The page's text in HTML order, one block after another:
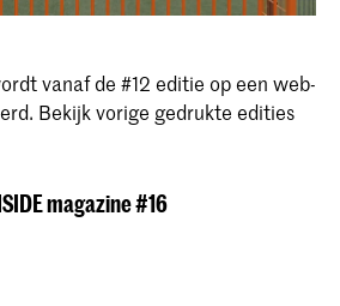
vanaf de #12 editie op een web-
Bekijk vorige gedrukte edities
magazine #16